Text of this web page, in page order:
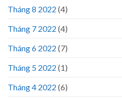
Tháng 8 2022 (4)
Tháng 7 2022 (4)
Tháng 6 2022 (7)
Tháng 5 2022 (1)
Tháng 4 2022 (6)